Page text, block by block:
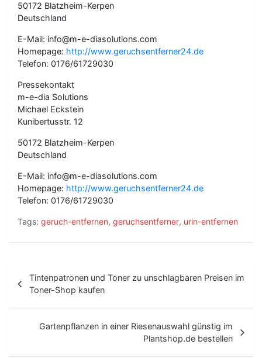
50172 Blatzheim-Kerpen
Deutschland
E-Mail: info@m-e-diasolutions.com
Homepage: http://www.geruchsentferner24.de
Telefon: 0176/61729030
Pressekontakt
m-e-dia Solutions
Michael Eckstein
Kunibertusstr. 12
50172 Blatzheim-Kerpen
Deutschland
E-Mail: info@m-e-diasolutions.com
Homepage: http://www.geruchsentferner24.de
Telefon: 0176/61729030
Tags: geruch-entfernen, geruchsentferner, urin-entfernen
e
i
Tintenpatronen und Toner zu unschlagbaren Preisen im
Toner-Shop kaufen
Gartenpflanzen in einer Riesenauswahl günstig im
Plantshop.de bestellen